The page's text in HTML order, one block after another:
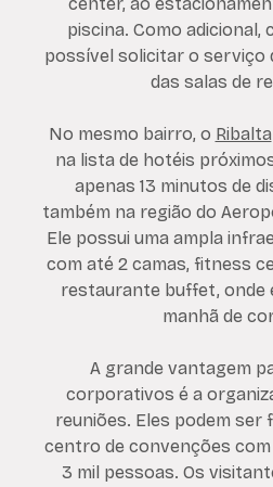
piscina. Como adicional,
possível solicitar o serviço
das salas de
No mesmo bairro, o Ribalta
na lista de hotéis
apenas 13 minutos de
também na região do
Ele possui uma ampla
com até 2 camas, fitness
restaurante buffet, onde
manhã de
A grande vantagem
corporativos é a
reuniões. Eles podem ser
centro de convenções
3 mil pessoas. Os